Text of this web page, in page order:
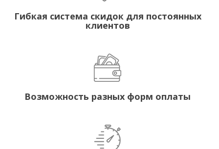
Гибкая система скидок для постоянных
клиентов
Возможность разных форм оплаты